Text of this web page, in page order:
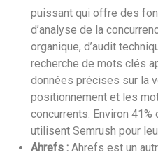
puissant qui offre des
d’analyse de la
organique, d’audit
recherche de mots clés
données précises sur la
positionnement et les
concurrents. Environ
utilisent Semrush pour
Ahrefs : Ahrefs est un